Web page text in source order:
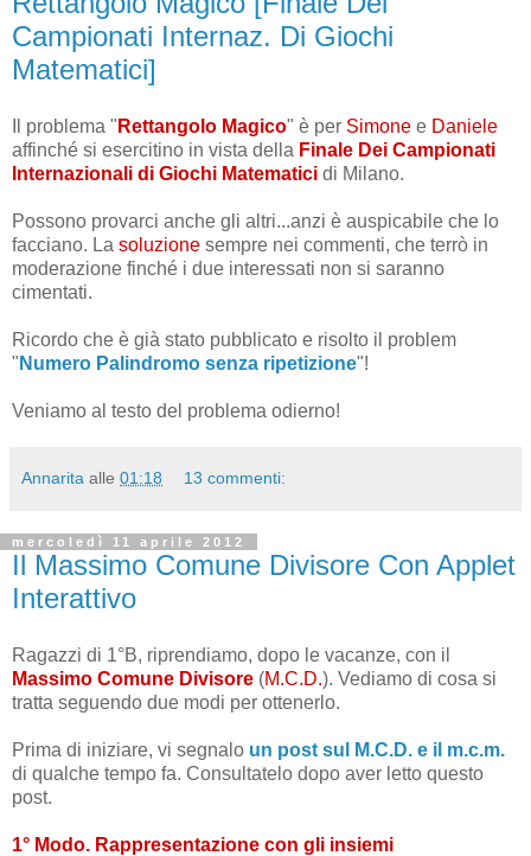
Campionati Internaz. Di Giochi
Matematici]
Il problema " Rettangolo Magico" è per Simone e Daniele
affinché si esercitino in vista della Finale Dei Campionati
Internazionali di Giochi Matematici di Milano.
Possono provarci anche gli altri...anzi è auspicabile che lo
facciano. La soluzione sempre nei commenti, che terrò in
moderazione finché i due interessati non si saranno
cimentati.
Ricordo che è già stato pubblicato e risolto il problem
" Numero Palindromo senza ripetizione"!
Veniamo al testo del problema odierno!
Annarita alle 01:18 13 commenti:
mercoledì 11 aprile 2012
Il Massimo Comune Divisore Con Applet
Interattivo
Ragazzi di 1°B, riprendiamo, dopo le vacanze, con il
Massimo Comune Divisore (M.C.D.). Vediamo di cosa si
tratta seguendo due modi per ottenerlo.
Prima di iniziare, vi segnalo un post sul M.C.D. e il m.c.m.
di qualche tempo fa. Consultatelo dopo aver letto questo
post.
1° Modo. Rappresentazione con gli insiemi